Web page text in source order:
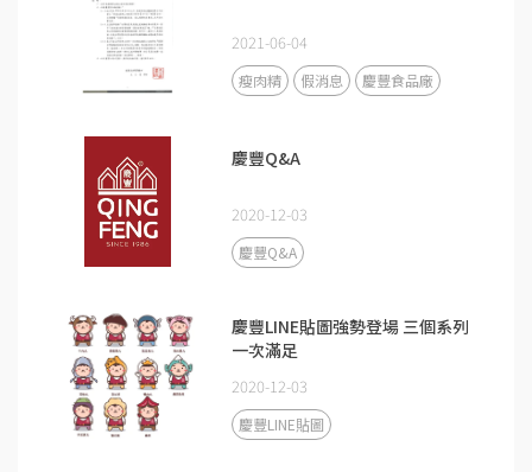
2021-06-04
瘦肉精 假消息 慶豐食品廠
慶豐Q&A
2020-12-03
慶豐Q&A
慶豐LINE貼圖強勢登場 三個系列
一次滿足
2020-12-03
慶豐LINE貼圖